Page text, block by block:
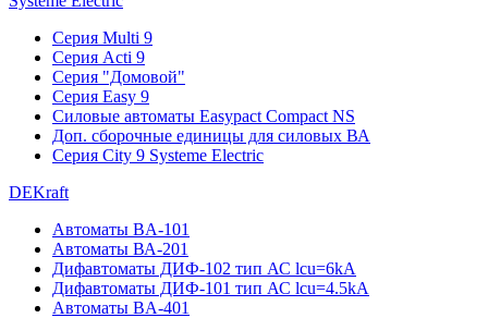
Серия Multi 9
Серия Acti 9
Серия "Домовой"
Серия Easy 9
Силовые автоматы Easypact Compact NS
Доп. сборочные единицы для силовых ВА
Серия City 9 Systeme Electric
DEKraft
Автоматы BA-101
Автоматы ВА-201
Дифавтоматы ДИФ-102 тип АС lcu=6kA
Дифавтоматы ДИФ-101 тип АС lcu=4.5kA
Автоматы BA-401